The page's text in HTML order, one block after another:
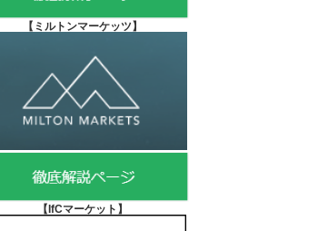
【 ミルトンマーケッツ】
【IfCマーケット 】